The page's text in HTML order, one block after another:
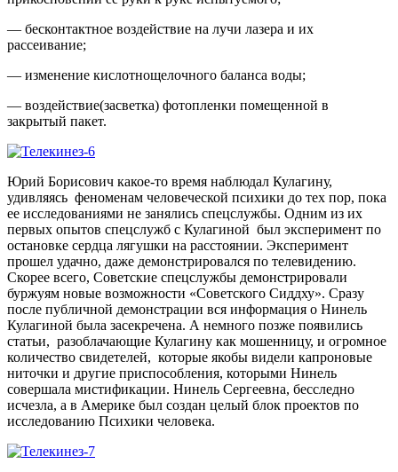
— бесконтактное воздействие на лучи лазера и их
рассеивание;
— изменение кислотнощелочного баланса воды;
— воздействие(засветка) фотопленки помещенной в
закрытый пакет.
Юрий Борисович какое-то время наблюдал Кулагину,
удивляясь феноменам человеческой психики до тех пор, пока
ее исследованиями не занялись спецслужбы. Одним из их
первых опытов спецслужб с Кулагиной был эксперимент по
остановке сердца лягушки на расстоянии. Эксперимент
прошел удачно, даже демонстрировался по телевидению.
Скорее всего, Советские спецслужбы демонстрировали
буржуям новые возможности «Советского Сиддху». Сразу
после публичной демонстрации вся информация о Нинель
Кулагиной была засекречена. А немного позже появились
статьи, разоблачающие Кулагину как мошенницу, и огромное
количество свидетелей, которые якобы видели капроновые
ниточки и другие приспособления, которыми Нинель
совершала мистификации. Нинель Сергеевна, бесследно
исчезла, а в Америке был создан целый блок проектов по
исследованию Психики человека.